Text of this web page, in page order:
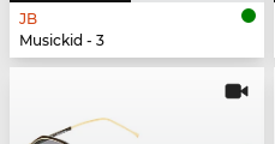
JB
Musickid - 3